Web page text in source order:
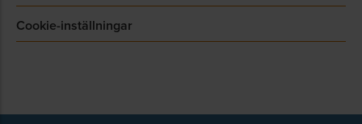
Cookie-inställningar